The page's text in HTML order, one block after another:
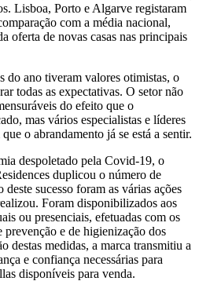
Lisboa, Porto e Algarve registaram
com a média nacional,
oferta de novas casas nas principais
do ano tiveram valores otimistas, o
todas as expectativas. O setor não
do efeito que o
mas vários especialistas e líderes
o abrandamento já se está a sentir.
despoletado pela Covid-19, o
duplicou o número de
sucesso foram as várias ações
Foram disponibilizados aos
ou presenciais, efetuadas com os
prevenção e de higienização dos
destas medidas, a marca transmitiu a
e confiança necessárias para
disponíveis para venda.